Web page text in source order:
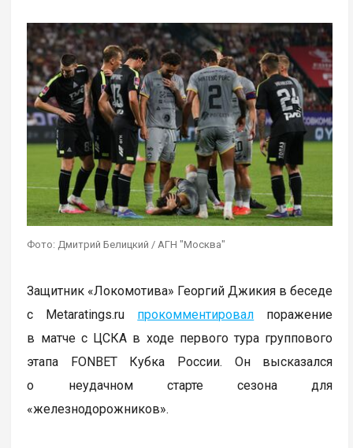
Фото: Дмитрий Белицкий / АГН "Москва"
Защитник «Локомотива» Георгий Джикия в беседе
с Metaratings.ru прокомментировал поражение
в матче с ЦСКА в ходе первого тура группового
этапа FONBET Кубка России. Он высказался
о неудачном старте сезона для
«железнодорожников».